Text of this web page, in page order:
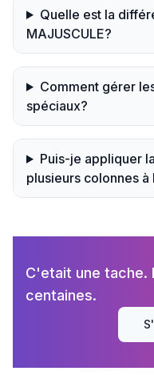
Quelle est la
MAJUSCULE?
Comment gérer
spéciaux?
Puis-je appliquer
plusieurs colonnes à
C'etait une tache.
centaines.